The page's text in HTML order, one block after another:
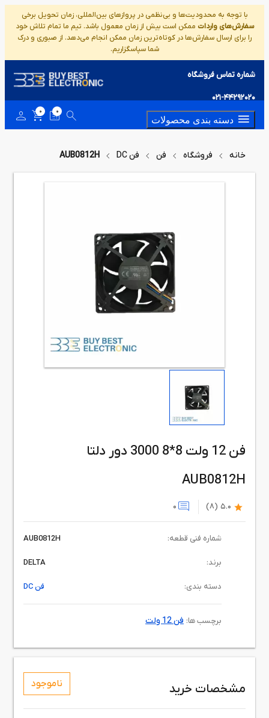
با توجه به محدودیت‌ها و بی‌نظمی در پروازهای بین‌المللی، زمان تحویل برخی
سفارش‌های واردات ممکن است بیش از زمان معمول باشد. تیم ما تمام تلاش خود
را برای ارسال سفارش‌ها در کوتاه‌ترین زمان ممکن انجام می‌دهد. از صبوری و درک
شما سپاسگزاریم.
شماره تماس فروشگاه
021-44292020
دسته بندی محصولات
0
0
خانه فروشگاه فن فن DC AUB0812H
فن 12 ولت 8*8 3000 دور دلتا
AUB0812H
5.0
(8)
0
شماره فنی قطعه: AUB0812H
برند: DELTA
دسته بندی: فن DC
برچسب ها: فن 12 ولت
مشخصات خرید ناموجود